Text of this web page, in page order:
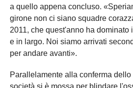
a quello appena concluso.
girone non ci siano squadre
2011, che quest'anno ha
e in largo. Noi siamo arrivati
per andare avanti».
Parallelamente alla conferma dello
società si è mossa per blindare